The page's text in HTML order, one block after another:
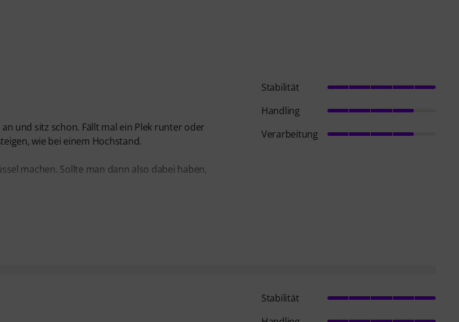
und sitz schon. Fällt mal ein Plek runter oder
wie bei einem Hochstand.
machen. Sollte man dann also dabei haben,
Stabilität
Handling
Verarbeitung
Stabilität